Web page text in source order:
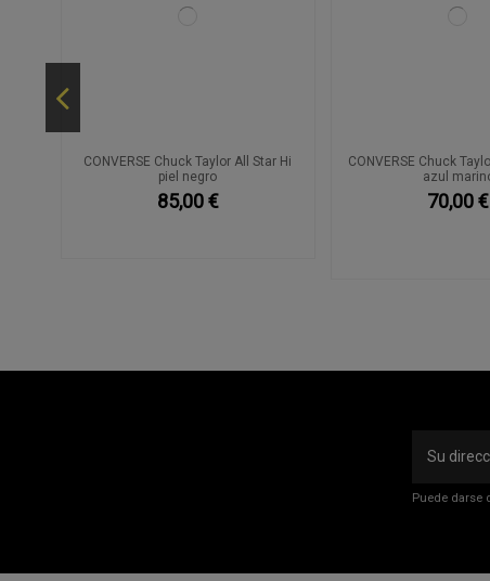
CONVERSE Chuck Taylor All Star Hi
piel negro
85,00 €
CONVERSE Chuck
azul
70,00 €
Puede darse